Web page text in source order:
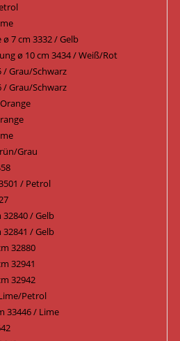
7 cm 3332 / Gelb
ø 10 cm 3434 / Weiß/Rot
/ Grau/Schwarz
/ Grau/Schwarz
Grau
/ Petrol
/ Gelb
/ Gelb
32880
32941
32942
Petrol
33446 / Lime